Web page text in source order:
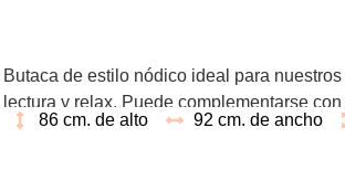
Butaca de estilo nódico ideal para
lectura y relax. Puede complementarse
conseguir el descanso perfecto.
86 cm. de alto 92 cm. de ancho